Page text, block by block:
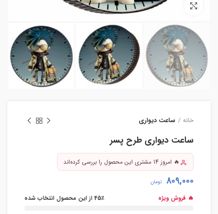
بزرگنمایی تصویر
خانه ساعت دیواری
ساعت دیواری طرح پسر
🔥 امروز 14 مشتری این محصول را بررسی کرده‌اند
809,000 تومان
🔥 فروش ویژه 45٪ از این محصول انتخاب شده